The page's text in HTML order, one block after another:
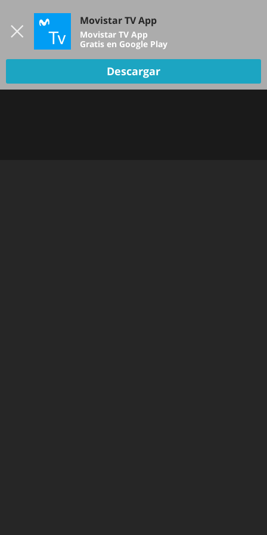
TV EN VIVO
Movistar TV App
Movistar TV App
Gratis en Google Play
Descargar